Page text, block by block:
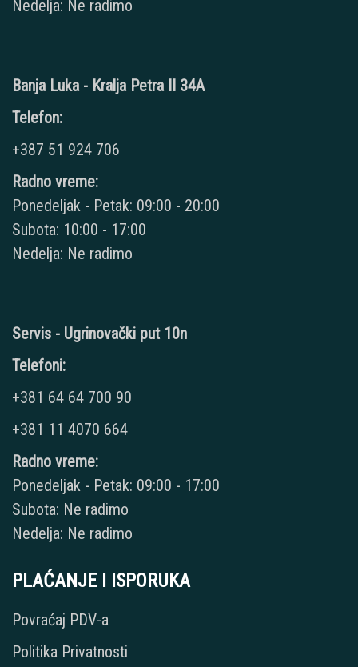
Nedelja: Ne radimo
Banja Luka - Kralja Petra II 34A
Telefon:
+387 51 924 706
Radno vreme:
Ponedeljak - Petak: 09:00 - 20:00
Subota: 10:00 - 17:00
Nedelja: Ne radimo
Servis - Ugrinovački put 10n
Telefoni:
+381 64 64 700 90
+381 11 4070 664
Radno vreme:
Ponedeljak - Petak: 09:00 - 17:00
Subota: Ne radimo
Nedelja: Ne radimo
PLAĆANJE I ISPORUKA
Povraćaj PDV-a
Politika Privatnosti